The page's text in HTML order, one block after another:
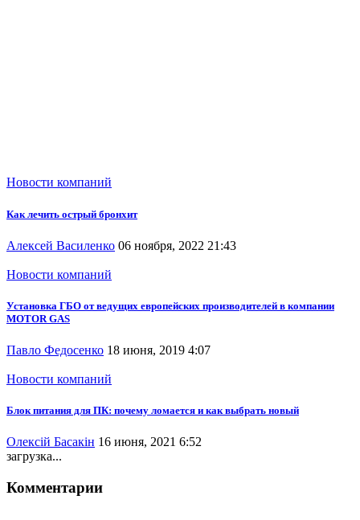
Новости компаний
Как лечить острый бронхит
Алексей Василенко 06 ноября, 2022 21:43
Новости компаний
Установка ГБО от ведущих европейских производителей в компании
MOTOR GAS
Павло Федосенко 18 июня, 2019 4:07
Новости компаний
Блок питания для ПК: почему ломается и как выбрать новый
Олексій Басакін 16 июня, 2021 6:52
загрузка...
Комментарии